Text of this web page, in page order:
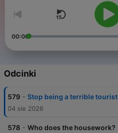
00:00
Odcinki
579 - Stop being a terrible tourist
04 sie 2026
578 - Who does the housework?